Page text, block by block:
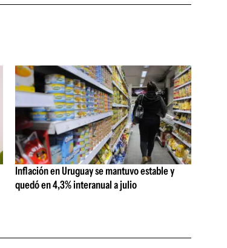
Inflación en Uruguay se mantuvo estable y
quedó en 4,3% interanual a julio